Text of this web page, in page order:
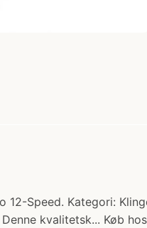
12-Speed. Kategori:
kvalitetsk... Køb